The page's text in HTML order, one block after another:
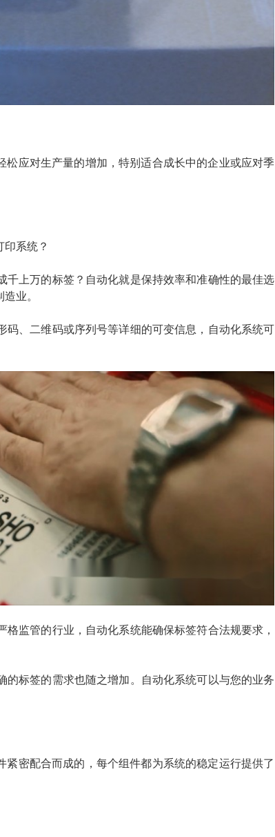
松应对生产量的增加，特别适合成长中的企业或应对季
系统？
千上万的标签？自动化就是保持效率和准确性的最佳选
业。
码、二维码或序列号等详细的可变信息，自动化系统可
监管的行业，自动化系统能确保标签符合法规要求，
标签的需求也随之增加。自动化系统可以与您的业务
密配合而成的，每个组件都为系统的稳定运行提供了